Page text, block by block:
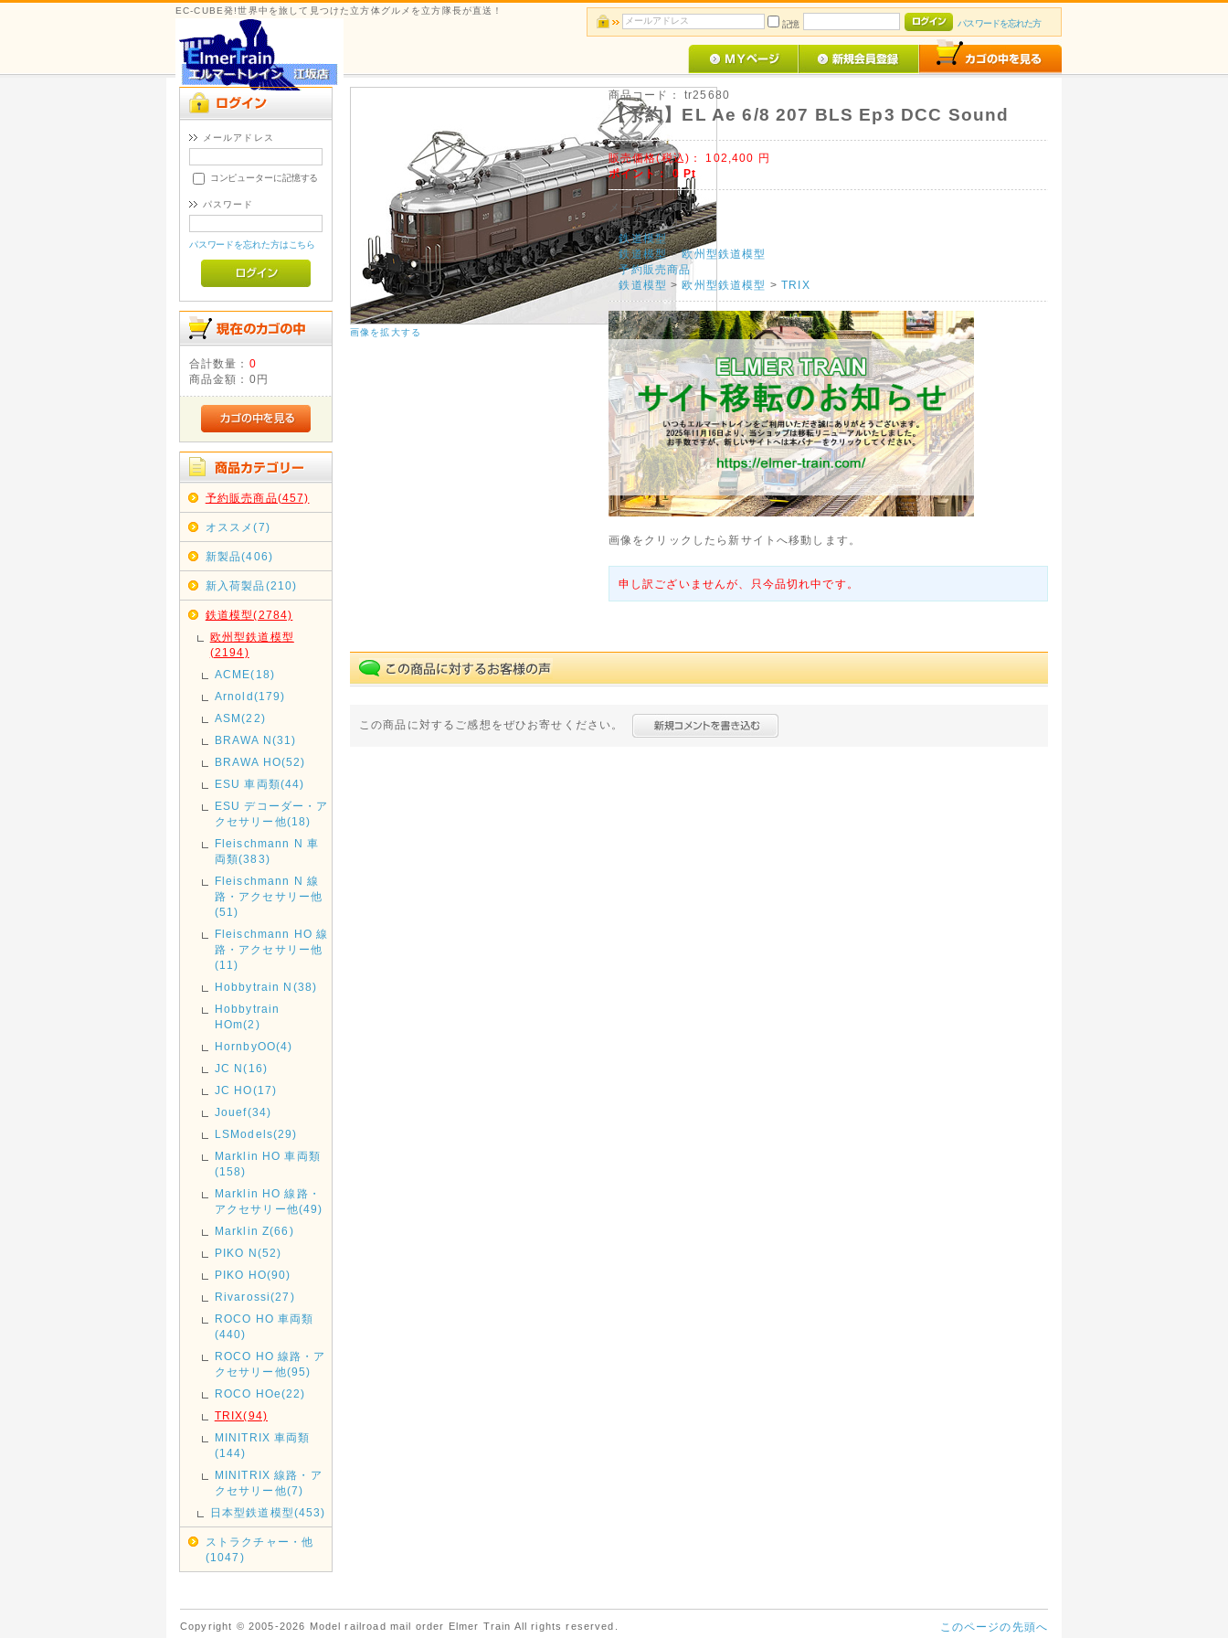
EC-CUBE発!世界中を旅して見つけた立方体グルメを立方隊長が直送！
記憶
パスワードを忘れた方
メールアドレス
コンピューターに記憶する
パスワード
パスワードを忘れた方はこちら
合計数量： 0
商品金額： 0円
予約販売商品(457)
オススメ(7)
新製品(406)
新入荷製品(210)
鉄道模型(2784)
欧州型鉄道模型
(2194)
ACME(18)
Arnold(179)
ASM(22)
BRAWA N(31)
BRAWA HO(52)
ESU 車両類(44)
ESU デコーダー・ア
クセサリー他(18)
Fleischmann N 車
両類(383)
Fleischmann N 線
路・アクセサリー他
(51)
Fleischmann HO 線
路・アクセサリー他
(11)
Hobbytrain N(38)
Hobbytrain
HOm(2)
HornbyOO(4)
JC N(16)
JC HO(17)
Jouef(34)
LSModels(29)
Marklin HO 車両類
(158)
Marklin HO 線路・
アクセサリー他(49)
Marklin Z(66)
PIKO N(52)
PIKO HO(90)
Rivarossi(27)
ROCO HO 車両類
(440)
ROCO HO 線路・ア
クセサリー他(95)
ROCO HOe(22)
TRIX(94)
MINITRIX 車両類
(144)
MINITRIX 線路・ア
クセサリー他(7)
日本型鉄道模型(453)
ストラクチャー・他
(1047)
画像を拡大する
商品コード： tr25680
【予約】EL Ae 6/8 207 BLS Ep3 DCC Sound
販売価格(税込)： 102,400 円
ポイント： 0 Pt
メーカー： TRIX
関連カテゴリ：
鉄道模型
鉄道模型>欧州型鉄道模型
予約販売商品
鉄道模型 >欧州型鉄道模型 >TRIX
画像をクリックしたら新サイトへ移動します。
申し訳ございませんが、只今品切れ中です。
この商品に対するご感想をぜひお寄せください。
このページの先頭へ
Copyright © 2005-2026 Model railroad mail order Elmer Train All rights reserved.